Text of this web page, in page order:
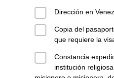
Dirección en
Copia del
que requiere la
Constancia
institución